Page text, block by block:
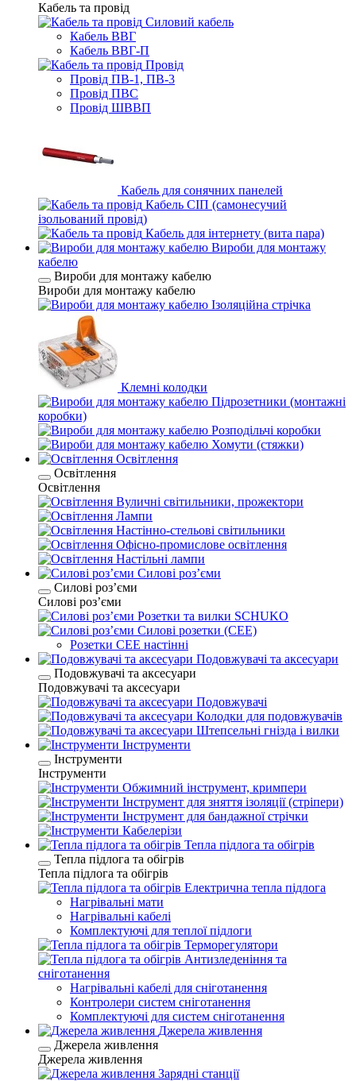
Кабель та провід
Силовий кабель
Кабель ВВГ
Кабель ВВГ-П
Провід
Провід ПВ-1, ПВ-3
Провід ПВС
Провід ШВВП
Кабель для сонячних панелей
Кабель СІП (самонесучий
ізольований провід)
Кабель для інтернету (вита пара)
Вироби для монтажу
кабелю
Вироби для монтажу кабелю
Вироби для монтажу кабелю
Ізоляційна стрічка
Клемні колодки
Підрозетники (монтажні
коробки)
Розподільчі коробки
Хомути (стяжки)
Освітлення
Освітлення
Освітлення
Вуличні світильники, прожектори
Лампи
Настінно-стельові світильники
Офісно-промислове освітлення
Настільні лампи
Силові розʼєми
Силові розʼєми
Силові розʼєми
Розетки та вилки SCHUKO
Силові розетки (CEE)
Розетки CEE настінні
Подовжувачі та аксесуари
Подовжувачі та аксесуари
Подовжувачі та аксесуари
Подовжувачі
Колодки для подовжувачів
Штепсельні гнізда і вилки
Інструменти
Інструменти
Інструменти
Обжимний інструмент, кримпери
Інструмент для зняття ізоляції (стріпери)
Інструмент для бандажної стрічки
Кабелерізи
Тепла підлога та обігрів
Тепла підлога та обігрів
Тепла підлога та обігрів
Електрична тепла підлога
Нагрівальні мати
Нагрівальні кабелі
Комплектуючі для теплої підлоги
Терморегулятори
Антизледеніння та
сніготанення
Нагрівальні кабелі для сніготанення
Контролери систем сніготанення
Комплектуючі для систем сніготанення
Джерела живлення
Джерела живлення
Джерела живлення
Зарядні станції